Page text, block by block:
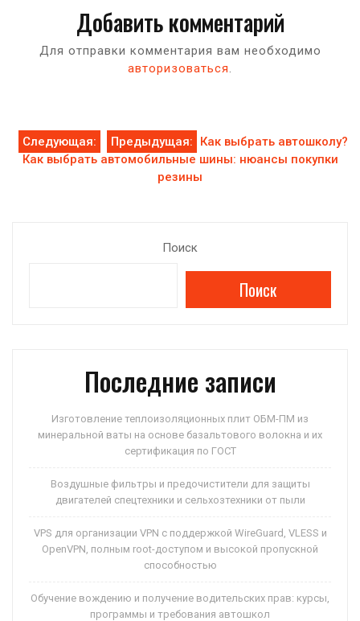
Добавить комментарий
Для отправки комментария вам необходимо
авторизоваться.
НавигацияПредыдущая: Как выбрать автошколу?
Следующая:
Как выбрать автомобильные шины: нюансы покупки
резины
Поиск
Поиск
Последние записи
Изготовление теплоизоляционных плит ОБМ-ПМ из
минеральной ваты на основе базальтового волокна и их
сертификация по ГОСТ
Воздушные фильтры и предочистители для защиты
двигателей спецтехники и сельхозтехники от пыли
VPS для организации VPN с поддержкой WireGuard, VLESS и
OpenVPN, полным root-доступом и высокой пропускной
способностью
Обучение вождению и получение водительских прав: курсы,
программы и требования автошкол